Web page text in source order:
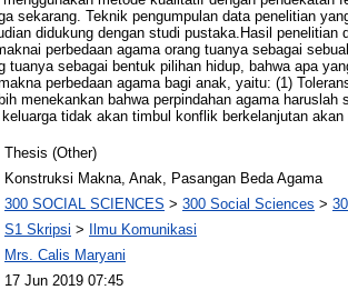
sekarang. Teknik pengumpulan data penelitian
didukung dengan studi pustaka.Hasil
perbedaan agama orang tuanya sebagai
tuanya sebagai bentuk pilihan hidup, bahwa apa
perbedaan agama bagi anak, yaitu: (1)
menekankan bahwa perpindahan agama
tidak akan timbul konflik berkelanjutan
Thesis (Other)
Konstruksi Makna, Anak, Pasangan Beda Agama
300 SOCIAL SCIENCES > 300 Social Sciences >
S1 Skripsi >
Ilmu Komunikasi
Mrs. Calis Maryani
17 Jun 2019 07:45